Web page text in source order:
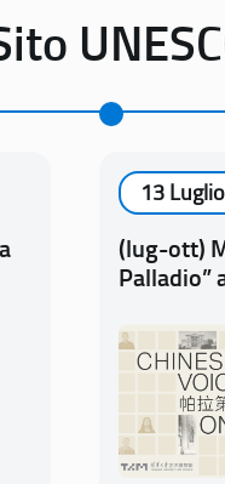
13
(lug-ott)
Palladio”